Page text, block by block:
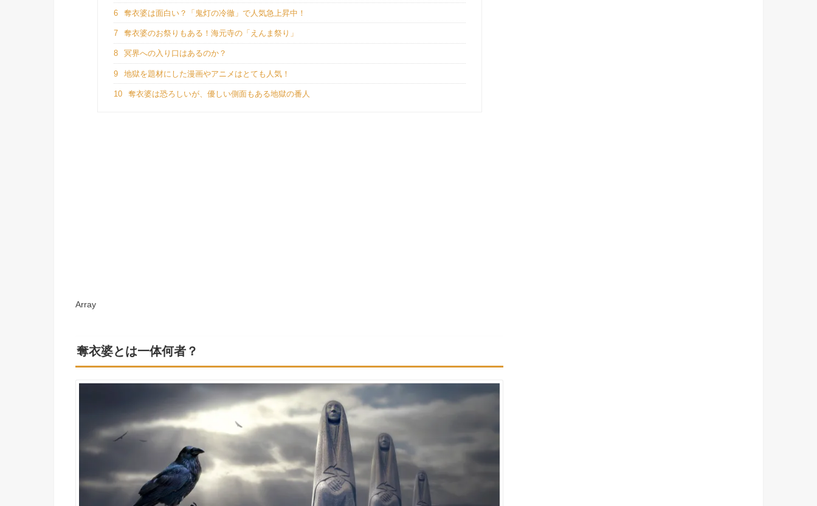
6 奪衣婆は面白い？「鬼灯の冷徹」で人気急上昇中！
7 奪衣婆のお祭りもある！海元寺の「えんま祭り」
8 冥界への入り口はあるのか？
9 地獄を題材にした漫画やアニメはとても人気！
10 奪衣婆は恐ろしいが、優しい側面もある地獄の番人
Array
奪衣婆とは一体何者？